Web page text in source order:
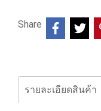
Share
รายละเอียดสินค้า